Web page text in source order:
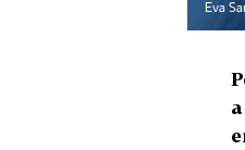
Eva